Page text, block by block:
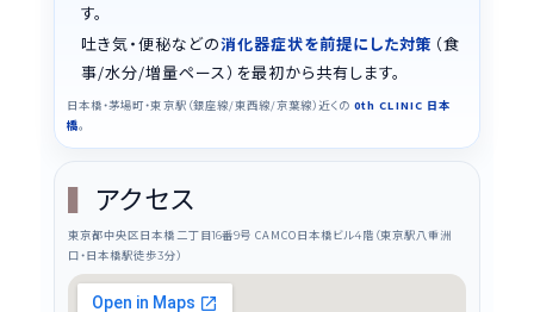
す。
吐き気・便秘などの消化器症状を前提にした対策 （食
事/水分/増量ペース）を最初から共有します。
日本橋・茅場町・東京駅（銀座線/東西線/京葉線）近くの0th CLINIC 日本
橋。
アクセス
東京都中央区日本橋二丁目16番9号 CAMCO日本橋ビル4階（東京駅八重洲
口・日本橋駅徒歩3分）